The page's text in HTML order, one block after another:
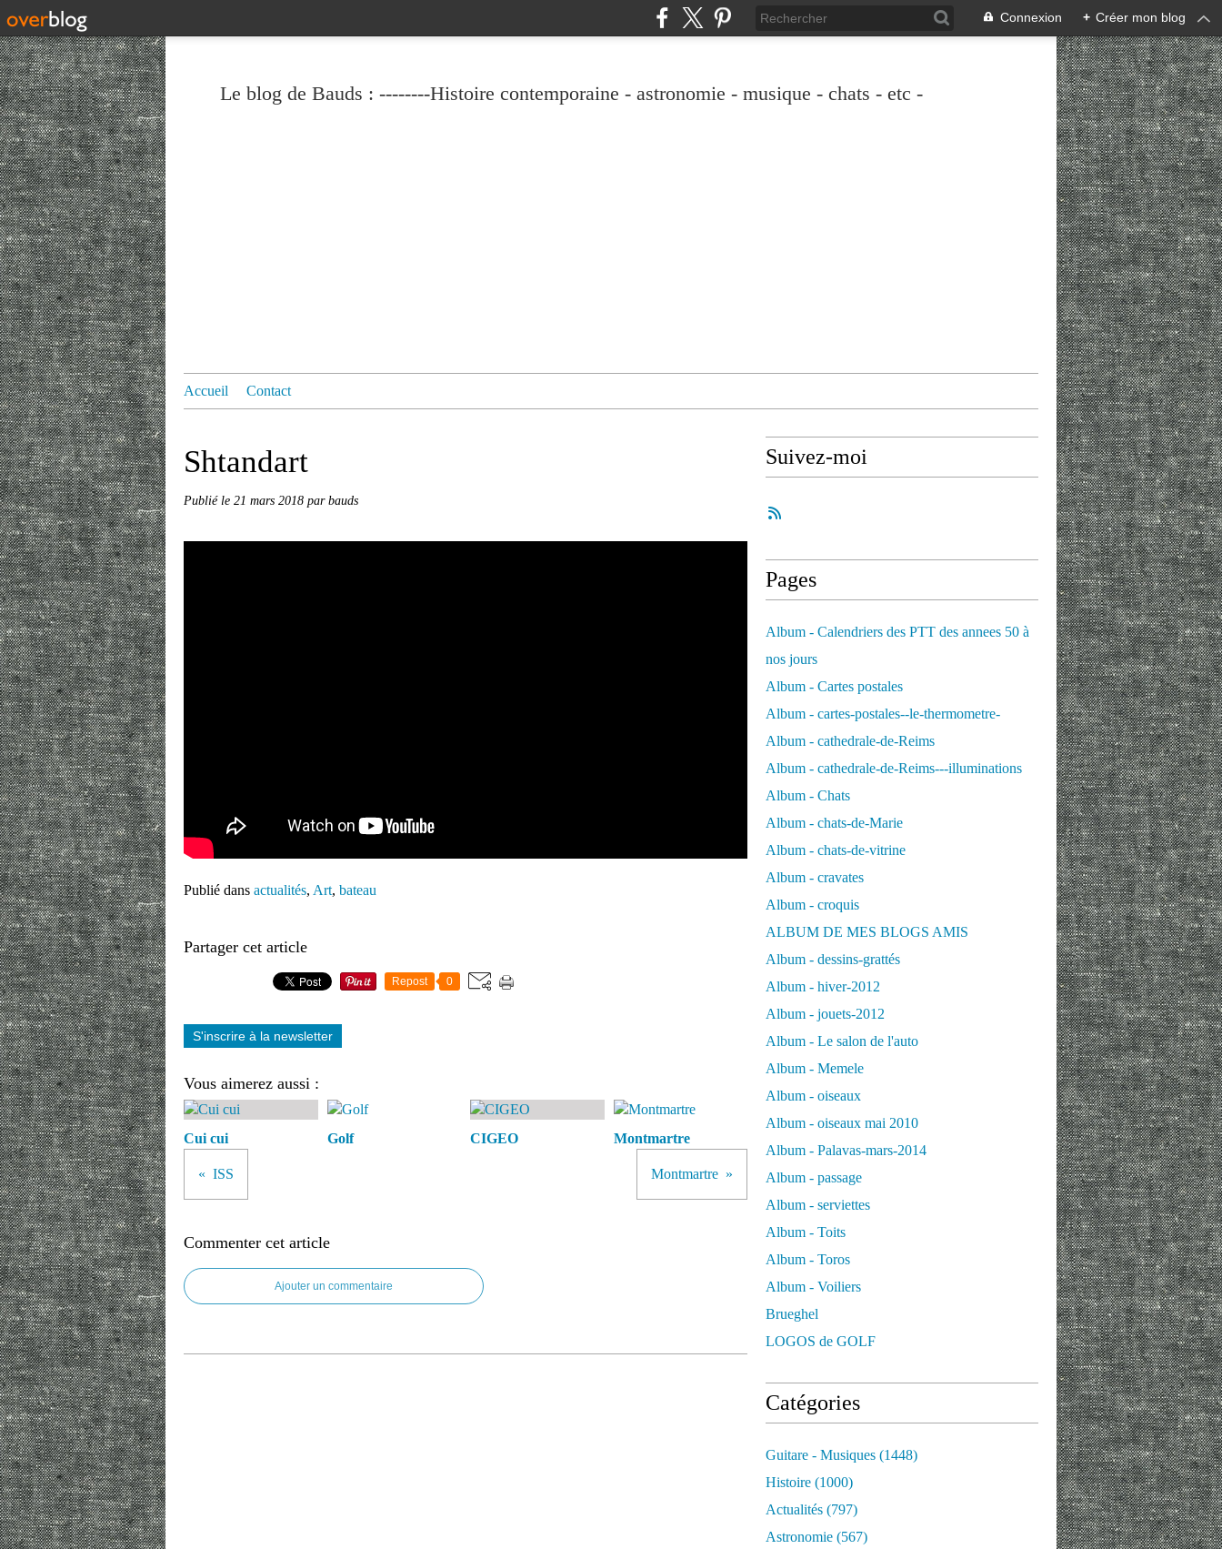
Connexion + Créer mon blog
Le blog de Bauds : --------Histoire contemporaine - astronomie - musique - chats - etc -
Accueil Contact
Shtandart
Publié le 21 mars 2018 par bauds
Publié dans actualités, Art, bateau
Partager cet article
Repost 0
S'inscrire à la newsletter
Vous aimerez aussi :
Cui cui Golf CIGEO Montmartre
ISS Montmartre
Commenter cet article
Ajouter un commentaire
Suivez-moi
Pages
Album - Calendriers des PTT des annees 50 à
nos jours
Album - Cartes postales
Album - cartes-postales--le-thermometre-
Album - cathedrale-de-Reims
Album - cathedrale-de-Reims---illuminations
Album - Chats
Album - chats-de-Marie
Album - chats-de-vitrine
Album - cravates
Album - croquis
ALBUM DE MES BLOGS AMIS
Album - dessins-grattés
Album - hiver-2012
Album - jouets-2012
Album - Le salon de l'auto
Album - Memele
Album - oiseaux
Album - oiseaux mai 2010
Album - Palavas-mars-2014
Album - passage
Album - serviettes
Album - Toits
Album - Toros
Album - Voiliers
Brueghel
LOGOS de GOLF
Catégories
Guitare - Musiques (1448)
Histoire (1000)
Actualités (797)
Astronomie (567)